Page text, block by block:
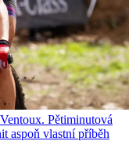
Pětiminutová
aspoň vlastní příběh